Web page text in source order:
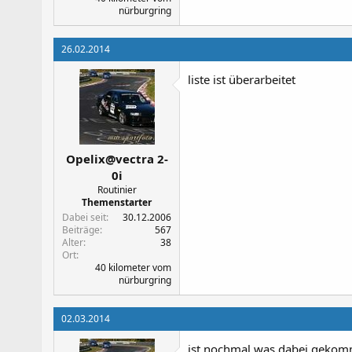
nürburgring
26.02.2014
Opelix@vectra 2-
0i
Routinier
Themenstarter
Dabei seit
30.12.2006
Beiträge
567
Alter
38
Ort
40 kilometer vom
nürburgring
liste ist überarbeitet
02.03.2014
ist nochmal was dabei